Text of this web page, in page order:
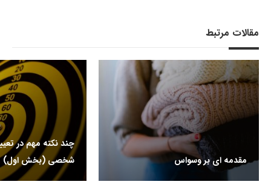
مقالات مرتبط
مقدمه ای بر وسواس
چند نکته مهم در
شخصی (بخش اول)